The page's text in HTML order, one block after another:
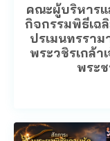
คณะผู้บริหารแ
กิจกรรมพิธีเฉ
ปรเมนทรรา
พระวชิรเกล้า
พระ